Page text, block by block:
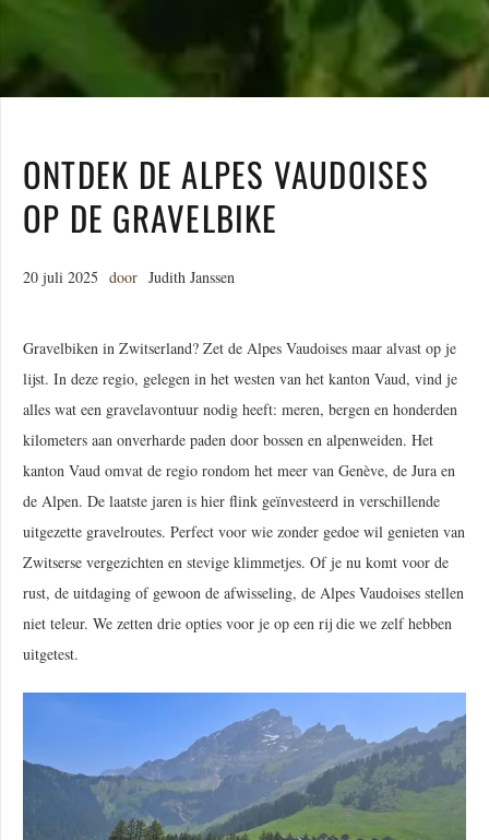
ONTDEK DE ALPES VAUDOISES
OP DE GRAVELBIKE
20 juli 2025 door Judith Janssen
Gravelbiken in Zwitserland? Zet de Alpes Vaudoises maar alvast op je
lijst. In deze regio, gelegen in het westen van het kanton Vaud, vind je
alles wat een gravelavontuur nodig heeft: meren, bergen en honderden
kilometers aan onverharde paden door bossen en alpenweiden. Het
kanton Vaud omvat de regio rondom het meer van Genève, de Jura en
de Alpen. De laatste jaren is hier flink geïnvesteerd in verschillende
uitgezette gravelroutes. Perfect voor wie zonder gedoe wil genieten van
Zwitserse vergezichten en stevige klimmetjes. Of je nu komt voor de
rust, de uitdaging of gewoon de afwisseling, de Alpes Vaudoises stellen
niet teleur. We zetten drie opties voor je op een rij die we zelf hebben
uitgetest.